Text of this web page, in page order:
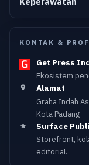
KONTAK &
Get Press
Ekosistem
Alamat
Graha Indah
Kota Padang
Surface
Storefront,
editorial.